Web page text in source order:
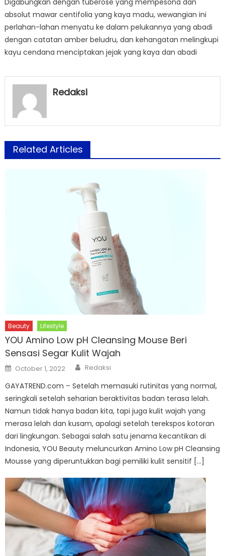
absolut mawar centifolia yang kaya madu, wewangian ini
perlahan-lahan menyatu ke dalam pelukannya yang abadi
dengan catatan amber beludru, dan kehangatan melingkupi
kayu cendana menciptakan jejak yang kaya dan abadi
Redaksi
Related Articles
Beauty Lifestyle
YOU Amino Low pH Cleansing Mouse Beri
Sensasi Segar Kulit Wajah
Posted
on
October 1, 2022 Author
Redaksi
GAYATREND.com – Setelah memasuki rutinitas yang normal,
seringkali setelah seharian beraktivitas badan terasa lelah.
Namun tidak hanya badan kita, tapi juga kulit wajah yang
merasa lelah dan kusam, apalagi setelah terekspos kotoran
dari lingkungan. Sebagai salah satu jenama kecantikan di
Indonesia, YOU Beauty meluncurkan Amino Low pH Cleansing
Mousse yang diperuntukkan bagi pemiliki kulit sensitif […]